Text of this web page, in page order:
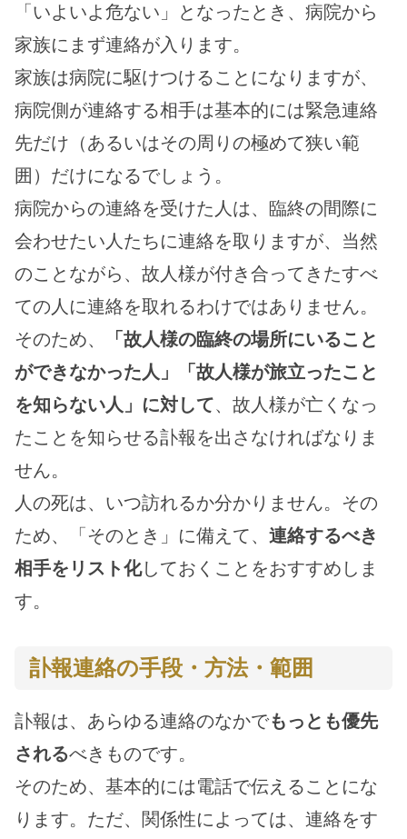
「いよいよ危ない」となったとき、病院から
家族にまず連絡が入ります。
家族は病院に駆けつけることになりますが、
病院側が連絡する相手は基本的には緊急連絡
先だけ（あるいはその周りの極めて狭い範
囲）だけになるでしょう。
病院からの連絡を受けた人は、臨終の間際に
会わせたい人たちに連絡を取りますが、当然
のことながら、故人様が付き合ってきたすべ
ての人に連絡を取れるわけではありません。
そのため、
「故人様の臨終の場所にいること
ができなかった人」「故人様が旅立ったこと
を知らない人」に対して、故人様が亡くなっ
たことを知らせる訃報を出さなければなりま
せん。
人の死は、いつ訪れるか分かりません。その
ため、「そのとき」に備えて、 連絡するべき
相手をリスト化しておくことをおすすめしま
す。
訃報連絡の手段・方法・範囲
訃報は、あらゆる連絡のなかでもっとも優先
されるべきものです。
そのため、基本的には電話で伝えることにな
ります。ただ、関係性によっては、連絡をす